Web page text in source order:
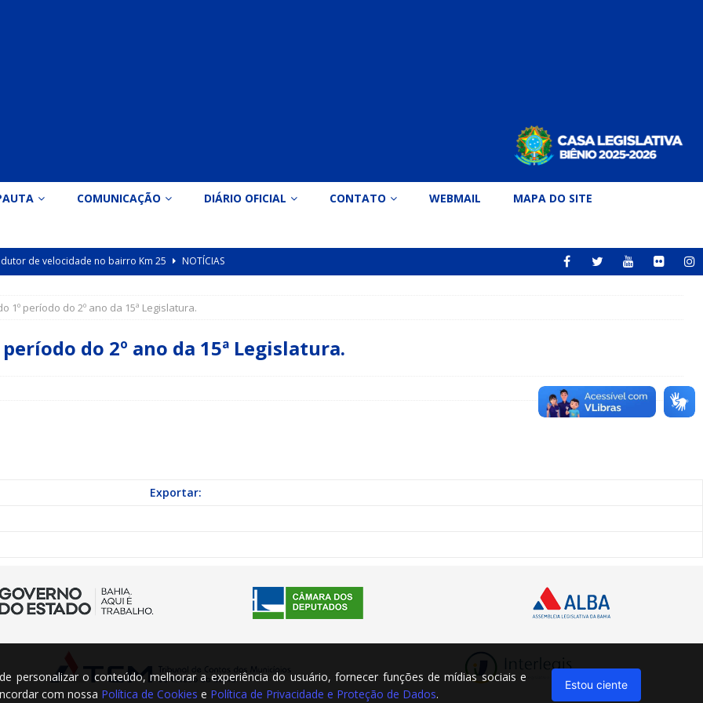
COMUNICAÇÃO DIÁRIO OFICIAL CONTATO WEBMAIL MAPA DO SITE
de velocidade no bairro Km 25
NOTÍCIAS
nº 089/2026 para implantação de ginásio de esportes em
Indicação nº 088/2026 para pavimentação asfáltica em Mapele
1º período do 2º ano da 15ª Legislatura.
do 2º ano da 15ª Legislatura.
Exportar:
personalizar o conteúdo, melhorar a experiência do usuário, fornecer funções de mídias sociais e
com nossa Política de Cookies e Política de Privacidade e Proteção de Dados.
Estou ciente